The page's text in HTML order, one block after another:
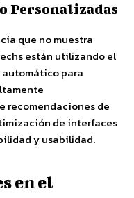
Personalizadas
que no muestra
están utilizando el
para
recomendaciones de
de interfaces
y usabilidad.
en el